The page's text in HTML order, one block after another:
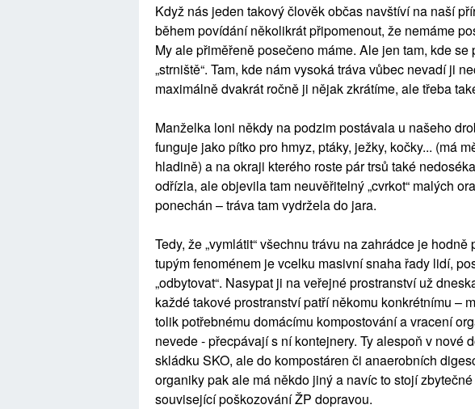
Když nás jeden takový člověk občas navštíví na naší
během povídání několikrát připomenout, že nemáme
My ale přiměřeně posečeno máme. Ale jen tam, kde
„strniště“. Tam, kde nám vysoká tráva vůbec nevadí ji
maximálně dvakrát ročně ji nějak zkrátíme, ale třeba
Manželka loni někdy na podzim postávala u našeho
funguje jako pítko pro hmyz, ptáky, ježky, kočky... (má
hladině) a na okraji kterého roste pár trsů také
odřízla, ale objevila tam neuvěřitelný „cvrkot“ malých
ponechán – tráva tam vydržela do jara.
Tedy, že „vymlátit“ všechnu trávu na zahrádce je
tupým fenoménem je vcelku masivní snaha řady lidí,
„odbytovat“. Nasypat ji na veřejné prostranství už
každé takové prostranství patří někomu konkrétnímu –
tolik potřebnému domácímu kompostování a vracení
nevede - přecpávají s ní kontejnery. Ty alespoň v nové
skládku SKO, ale do kompostáren či anaerobních
organiky pak ale má někdo jiný a navíc to stojí
související poškozování ŽP dopravou.